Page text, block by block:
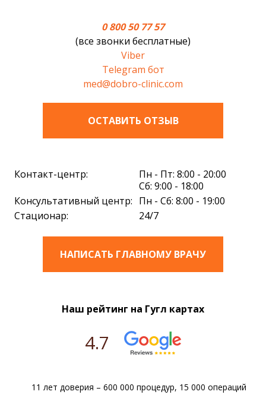
0 800 50 77 57
(все звонки бесплатные)
Viber
Telegram бот
med@dobro-clinic.com
ОСТАВИТЬ ОТЗЫВ
Контакт-центр:
Пн - Пт: 8:00 - 20:00
Сб: 9:00 - 18:00
Консультативный центр: Пн - Сб: 8:00 - 19:00
Стационар:
24/7
НАПИСАТЬ ГЛАВНОМУ ВРАЧУ
Наш рейтинг на Гугл картах
4.7
11 лет доверия – 600 000 процедур, 15 000 операций